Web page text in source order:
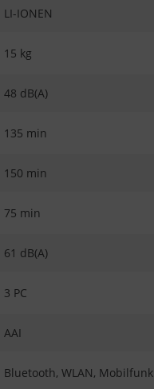
LI-IONEN
15 kg
48 dB(A)
135 min
150 min
75 min
61 dB(A)
3 PC
AAI
Bluetooth, WLAN, Mobilfunk